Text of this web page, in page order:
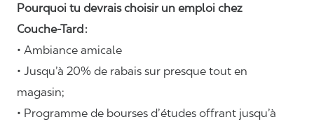
Pourquoi tu devrais choisir un emploi chez
Couche-Tard :
• Ambiance amicale
• Jusqu’à 20% de rabais sur presque tout en
magasin;
• Programme de bourses d’études offrant jusqu’à